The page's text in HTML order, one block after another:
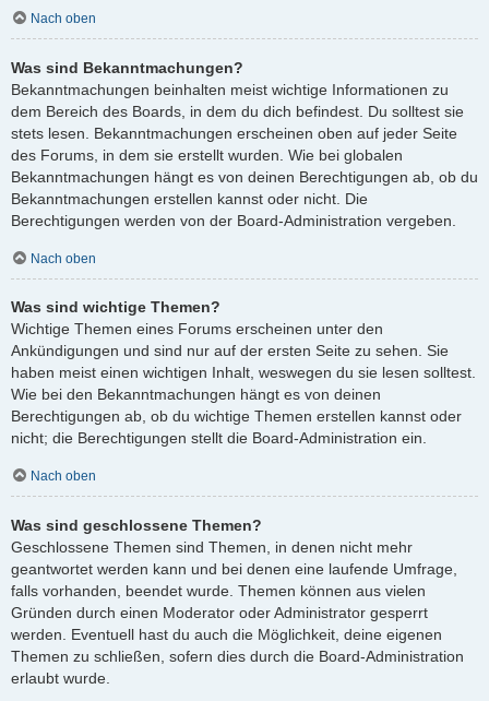
Nach oben
Was sind Bekanntmachungen?
Bekanntmachungen beinhalten meist wichtige Informationen zu
dem Bereich des Boards, in dem du dich befindest. Du solltest sie
stets lesen. Bekanntmachungen erscheinen oben auf jeder Seite
des Forums, in dem sie erstellt wurden. Wie bei globalen
Bekanntmachungen hängt es von deinen Berechtigungen ab, ob du
Bekanntmachungen erstellen kannst oder nicht. Die
Berechtigungen werden von der Board-Administration vergeben.
Nach oben
Was sind wichtige Themen?
Wichtige Themen eines Forums erscheinen unter den
Ankündigungen und sind nur auf der ersten Seite zu sehen. Sie
haben meist einen wichtigen Inhalt, weswegen du sie lesen solltest.
Wie bei den Bekanntmachungen hängt es von deinen
Berechtigungen ab, ob du wichtige Themen erstellen kannst oder
nicht; die Berechtigungen stellt die Board-Administration ein.
Nach oben
Was sind geschlossene Themen?
Geschlossene Themen sind Themen, in denen nicht mehr
geantwortet werden kann und bei denen eine laufende Umfrage,
falls vorhanden, beendet wurde. Themen können aus vielen
Gründen durch einen Moderator oder Administrator gesperrt
werden. Eventuell hast du auch die Möglichkeit, deine eigenen
Themen zu schließen, sofern dies durch die Board-Administration
erlaubt wurde.